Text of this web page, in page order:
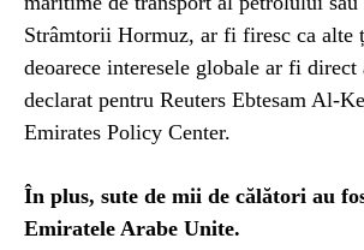
Strâmtorii Hormuz, ar fi firesc ca alte
deoarece interesele globale ar fi direct
declarat pentru Reuters Ebtesam Al-
Emirates Policy Center.
În plus, sute de mii de călători au
Emiratele Arabe Unite.